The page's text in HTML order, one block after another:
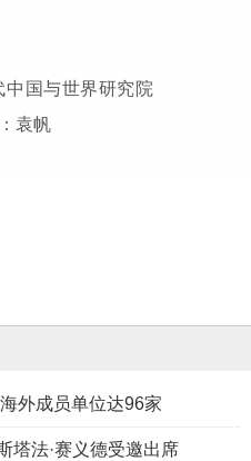
国与世界研究院
袁帆
外成员单位达96家
塔法·赛义德受邀出席